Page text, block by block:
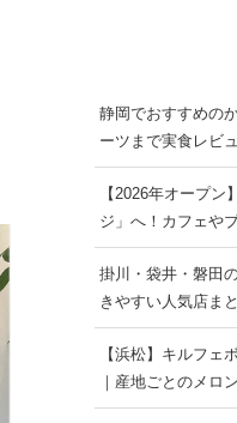
静岡でおすすめの
ーツまで実食レビ
【2026年オープ
ジ」へ！カフェや
掛川・袋井・磐田
きやすい人気店ま
【浜松】キルフェ
｜産地ごとのメロ